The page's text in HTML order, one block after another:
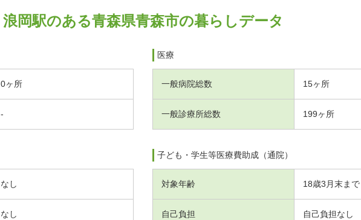
浪岡駅のある青森県青森市の暮らしデータ
0ヶ所
-
医療
一般病院総数 15ヶ所
一般診療所総数 199ヶ所
なし
なし
子ども・学生等医療費助成（通院）
対象年齢 18歳3月末まで
自己負担 自己負担なし